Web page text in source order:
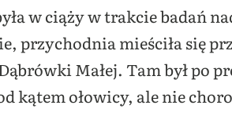
w ciąży w trakcie badań
przychodnia mieściła się
Małej. Tam był po
kątem ołowicy, ale nie